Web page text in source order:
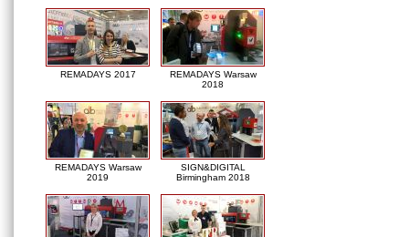
REMADAYS 2017
REMADAYS Warsaw
2018
REMADAYS Warsaw
2019
SIGN&DIGITAL
Birmingham 2018